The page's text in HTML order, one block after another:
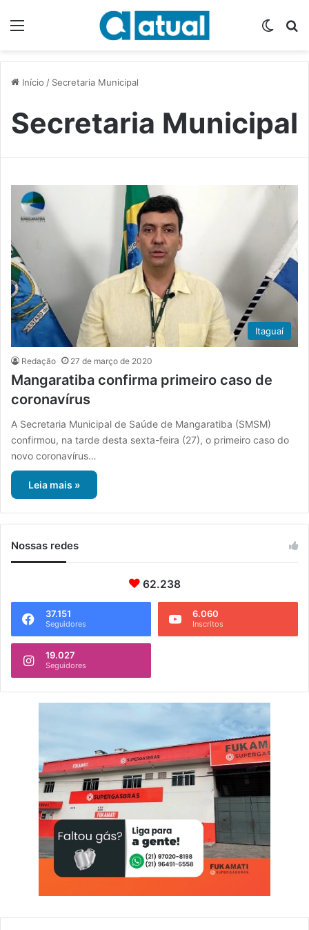
Início / Secretaria Municipal
Secretaria Municipal
Itaguaí
Redação 27 de março de 2020
Mangaratiba confirma primeiro caso de
coronavírus
A Secretaria Municipal de Saúde de Mangaratiba (SMSM)
confirmou, na tarde desta sexta-feira (27), o primeiro caso do
novo coronavírus…
Leia mais »
Nossas redes
62.238
37.151
Seguidores
6.060
Inscritos
19.027
Seguidores